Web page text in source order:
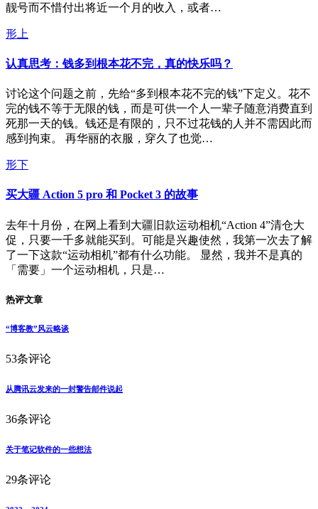
靓号而不惜付出将近一个月的收入，或者…
形上
认真思考：钱多到根本花不完，真的快乐吗？
讨论这个问题之前，先给“多到根本花不完的钱”下定义。花不
完的钱不等于无限的钱，而是可供一个人一辈子随意消费直到
死那一天的钱。钱还是有限的，只不过花钱的人并不需因此而
感到拘束。 再华丽的衣服，穿久了也觉…
形下
买大疆 Action 5 pro 和 Pocket 3 的故事
去年十月份，在网上看到大疆旧款运动相机“Action 4”清仓大
促，只要一千多就能买到。可能是兴趣使然，我第一次去了解
了一下这款“运动相机”都有什么功能。 显然，我并不是真的
「需要」一个运动相机，只是…
热评文章
“博客教”风云略谈
53条评论
从腾讯云发来的一封警告邮件说起
36条评论
关于笔记软件的一些想法
29条评论